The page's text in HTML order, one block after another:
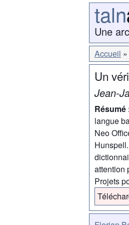
taln
Une
Accueil
Un
Jean-
Résumé
langue
Neo
attention
Projets